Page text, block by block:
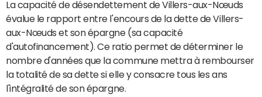
La capacité de désendettement de Villers-aux-Nœuds
évalue le rapport entre l'encours de la dette de Villers-
aux-Nœuds et son épargne (sa capacité
d'autofinancement). Ce ratio permet de déterminer le
nombre d'années que la commune mettra à rembourser
la totalité de sa dette si elle y consacre tous les ans
l'intégralité de son épargne.